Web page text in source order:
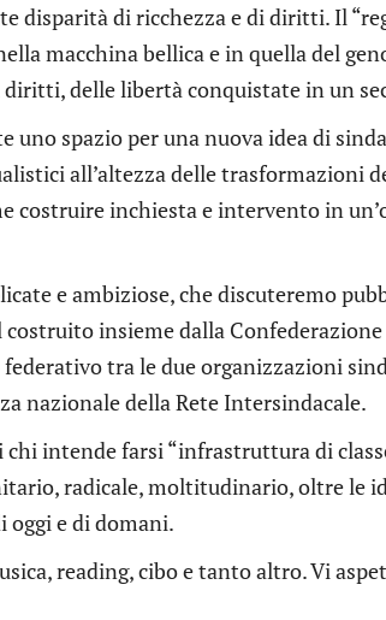
disparità di ricchezza e di diritti. Il
macchina bellica e in quella del
diritti, delle libertà conquistate in un
uno spazio per una nuova idea di
all’altezza delle trasformazioni
costruire inchiesta e intervento in
e ambiziose, che discuteremo
insieme dalla Confederazione
tra le due organizzazioni
nazionale della Rete Intersindacale.
intende farsi “infrastruttura di
radicale, moltitudinario, oltre le
oggi e di domani.
reading, cibo e tanto altro. Vi